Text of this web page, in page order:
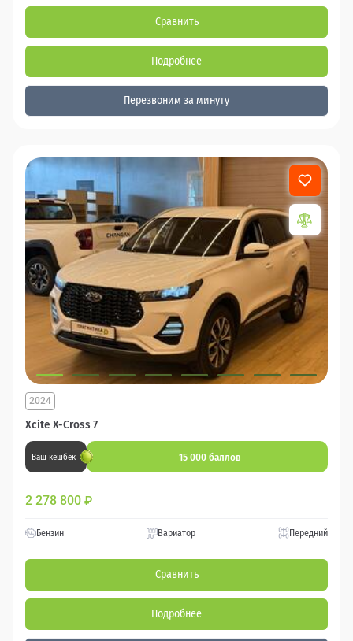
Сравнить
Подробнее
Перезвоним за минуту
Xcite X-Cross 7
2024
Ваш кешбек 15 000 баллов
2 278 800 ₽
Бензин Вариатор Передний
Сравнить
Подробнее